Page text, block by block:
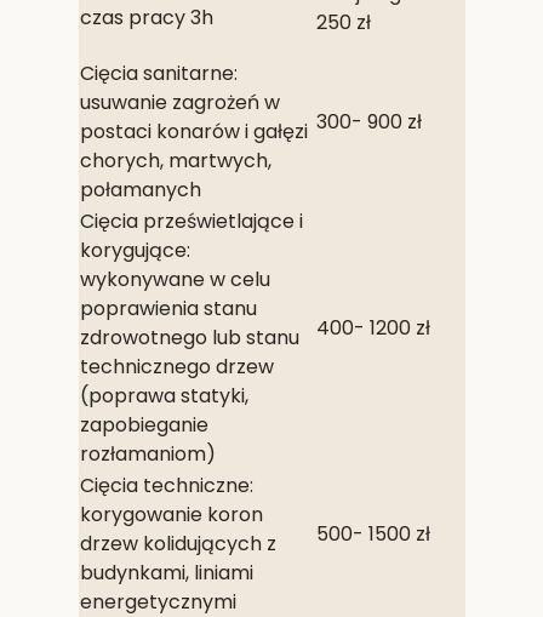
czas pracy 3h
250 zł
Cięcia sanitarne:
usuwanie zagrożeń w
postaci konarów i gałęzi
chorych, martwych,
połamanych
300- 900 zł
Cięcia prześwietlające i
korygujące:
wykonywane w celu
poprawienia stanu
zdrowotnego lub stanu
technicznego drzew
(poprawa statyki,
zapobieganie
rozłamaniom)
400- 1200 zł
Cięcia techniczne:
korygowanie koron
drzew kolidujących z
budynkami, liniami
energetycznymi
500- 1500 zł